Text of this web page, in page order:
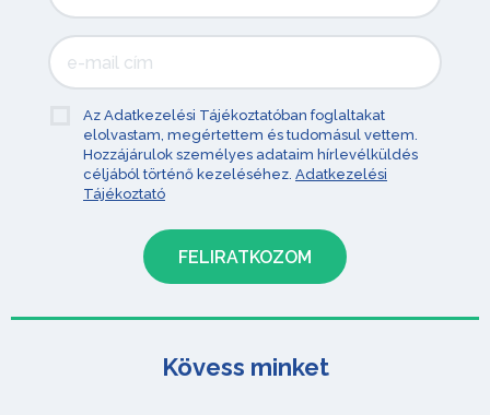
Az Adatkezelési Tájékoztatóban foglaltakat
elolvastam, megértettem és tudomásul vettem.
Hozzájárulok személyes adataim hírlevélküldés
céljából történő kezeléséhez. Adatkezelési
Tájékoztató
Kövess minket